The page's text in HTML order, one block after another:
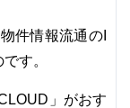
件情報流通のI
す。
」がおす